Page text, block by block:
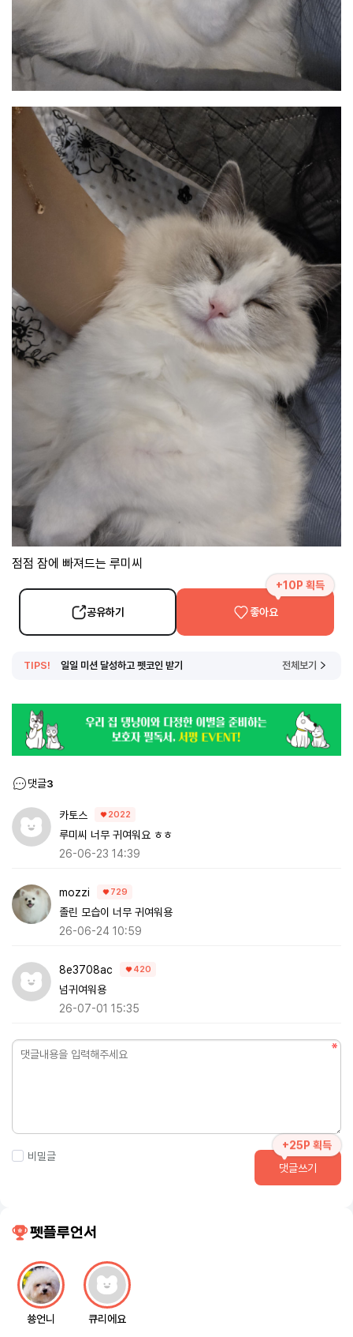
점점 잠에 빠져드는 루미씨
공유하기
+10P 획득
좋아요
TIPS! 일일 미션 달성하고 펫코인 받기 전체보기
댓글3
카토스 2022
루미씨 너무 귀여워요 ㅎㅎ
26-06-23 14:39
mozzi 729
졸린 모습이 너무 귀여워용
26-06-24 10:59
8e3708ac 420
넘귀여워용
26-07-01 15:35
비밀글
+25P 획득
댓글쓰기
펫플루언서
쑝언니 큐리에요